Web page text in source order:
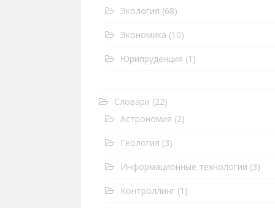
Экология (68)
Экономика (10)
Юрипруденция (1)
Словари (22)
Астрономия (2)
Геология (3)
Информационные технологии (3)
Контроллинг (1)